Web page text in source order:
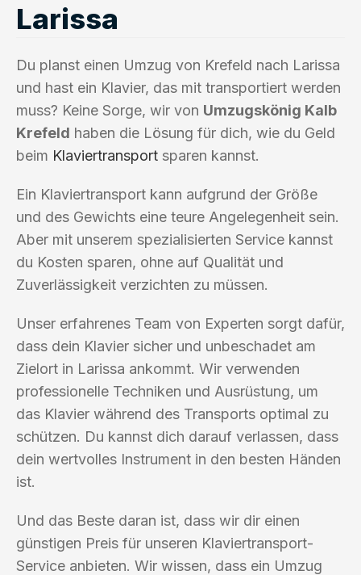
Larissa
Du planst einen Umzug von Krefeld nach Larissa
und hast ein Klavier, das mit transportiert werden
muss? Keine Sorge, wir von Umzugskönig Kalb
Krefeld haben die Lösung für dich, wie du Geld
beim Klaviertransport sparen kannst.
Ein Klaviertransport kann aufgrund der Größe
und des Gewichts eine teure Angelegenheit sein.
Aber mit unserem spezialisierten Service kannst
du Kosten sparen, ohne auf Qualität und
Zuverlässigkeit verzichten zu müssen.
Unser erfahrenes Team von Experten sorgt dafür,
dass dein Klavier sicher und unbeschadet am
Zielort in Larissa ankommt. Wir verwenden
professionelle Techniken und Ausrüstung, um
das Klavier während des Transports optimal zu
schützen. Du kannst dich darauf verlassen, dass
dein wertvolles Instrument in den besten Händen
ist.
Und das Beste daran ist, dass wir dir einen
günstigen Preis für unseren Klaviertransport-
Service anbieten. Wir wissen, dass ein Umzug